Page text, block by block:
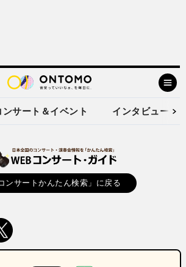
ンサート＆イベント インタビュー
ンサートかんたん検索」に戻る